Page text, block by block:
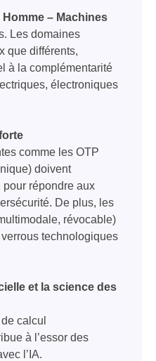
– Machines
Les domaines
que différents,
à la complémentarité
électroniques
comme les OTP
doivent
répondre aux
De plus, les
révocable)
technologiques
et la science des
calcul
à l’essor des
l’IA.